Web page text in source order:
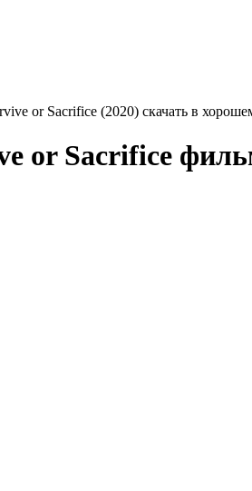
or Sacrifice (2020) скачать в
or Sacrifice